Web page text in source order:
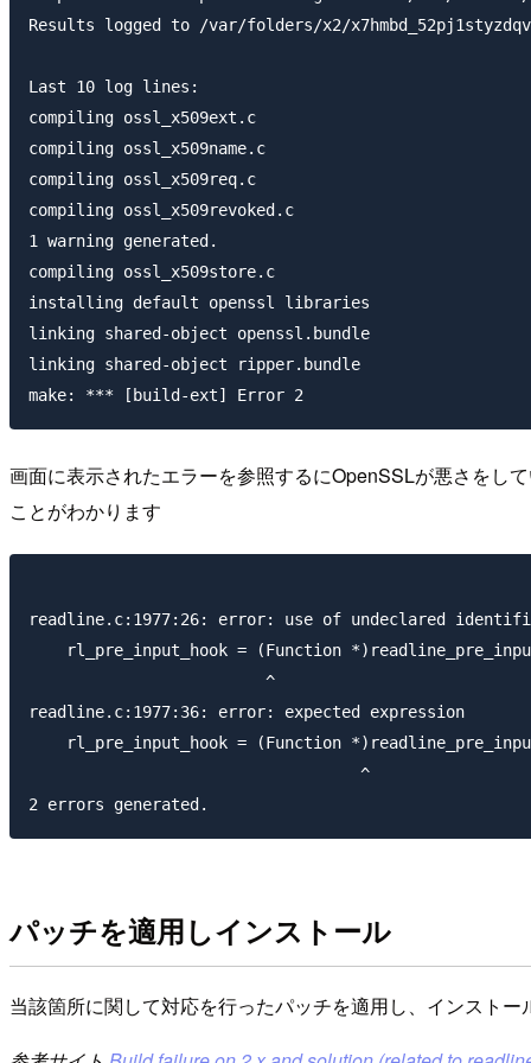
Results logged to /var/folders/x2/
Last 10 log lines:
compiling ossl_x509ext.c
compiling ossl_x509name.c
compiling ossl_x509req.c
compiling ossl_x509revoked.c
1 warning generated.
compiling ossl_x509store.c
installing default openssl libraries
linking shared-object openssl.bundle
linking shared-object ripper.bundle
画面に表示されたエラーを参照するにOpenSSLが悪さをし
ことがわかります
readline.c:1977:26: error: use of undeclared
rl_pre_input_hook = (Function
                         ^
readline.c:1977:36: error: expected expression
rl_pre_input_hook = (Function
                                   ^
パッチを適用しインストール
当該箇所に関して対応を行ったパッチを適用し、インストー